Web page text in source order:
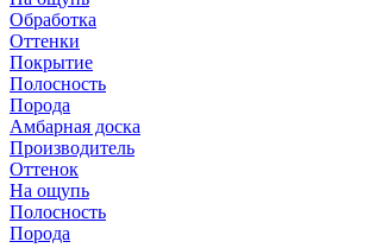
Обработка
Оттенки
Покрытие
Полосность
Порода
Амбарная доска
Производитель
Оттенок
На ощупь
Полосность
Порода